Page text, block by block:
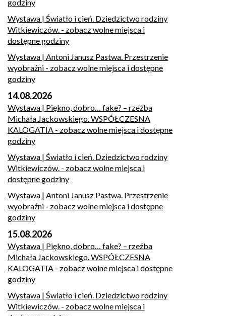
godziny
Wystawa | Światło i cień. Dziedzictwo rodziny
Witkiewiczów. - zobacz wolne miejsca i
dostępne godziny
Wystawa | Antoni Janusz Pastwa. Przestrzenie
wyobraźni - zobacz wolne miejsca i dostępne
godziny
14.08.2026
Wystawa | Piękno, dobro… fake? – rzeźba
Michała Jackowskiego. WSPÓŁCZESNA
KALOGATIA - zobacz wolne miejsca i dostępne
godziny
Wystawa | Światło i cień. Dziedzictwo rodziny
Witkiewiczów. - zobacz wolne miejsca i
dostępne godziny
Wystawa | Antoni Janusz Pastwa. Przestrzenie
wyobraźni - zobacz wolne miejsca i dostępne
godziny
15.08.2026
Wystawa | Piękno, dobro… fake? – rzeźba
Michała Jackowskiego. WSPÓŁCZESNA
KALOGATIA - zobacz wolne miejsca i dostępne
godziny
Wystawa | Światło i cień. Dziedzictwo rodziny
Witkiewiczów. - zobacz wolne miejsca i